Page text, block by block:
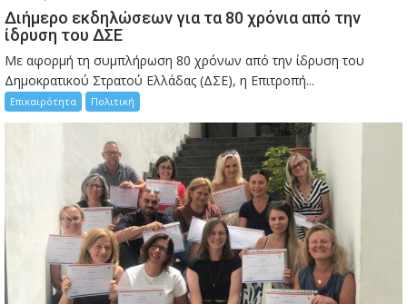
Διήμερο εκδηλώσεων για τα 80 χρόνια από την
ίδρυση του ΔΣΕ
Με αφορμή τη συμπλήρωση 80 χρόνων από την ίδρυση του
Δημοκρατικού Στρατού Ελλάδας (ΔΣΕ), η Επιτροπή...
Επικαιρότητα Πολιτική